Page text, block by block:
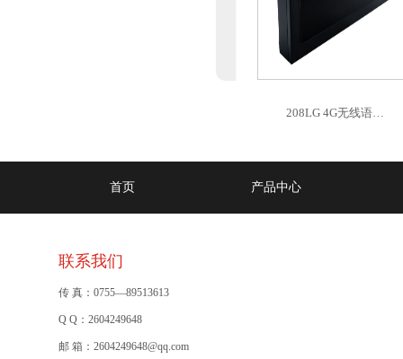
208LG 4G无线语…
首页 产品中心
联系我们
传 真：0755—89513613
Q Q：2604249648
邮 箱：2604249648@qq.com